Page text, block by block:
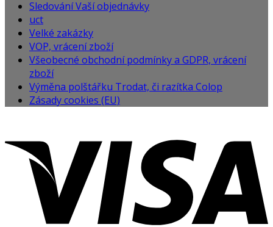
Sledování Vaší objednávky
uct
Velké zakázky
VOP, vrácení zboží
Všeobecné obchodní podmínky a GDPR, vrácení
zboží
Výměna polštářku Trodat, či razítka Colop
Zásady cookies (EU)